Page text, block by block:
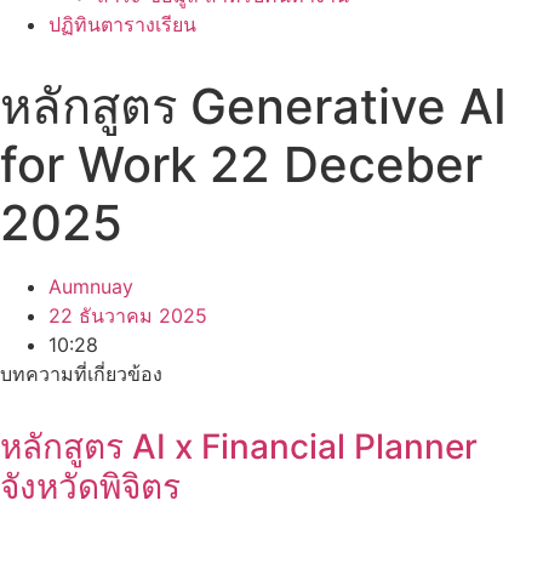
ปฏิทินตารางเรียน
หลักสูตร Generative AI
for Work 22 Deceber
2025
Aumnuay
22 ธันวาคม 2025
10:28
บทความที่เกี่ยวข้อง
หลักสูตร AI x Financial Planner
จังหวัดพิจิตร